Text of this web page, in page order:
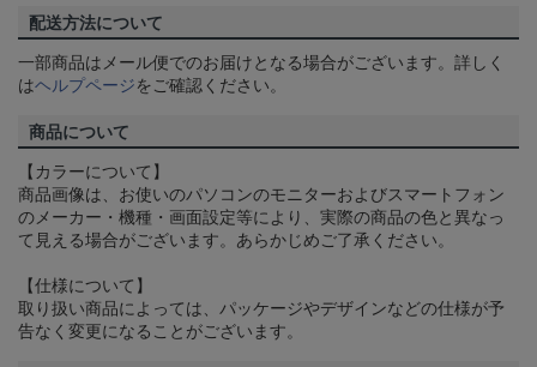
配送方法について
一部商品はメール便でのお届けとなる場合がございます。詳しく
はヘルプページをご確認ください。
商品について
【カラーについて】
商品画像は、お使いのパソコンのモニターおよびスマートフォン
のメーカー・機種・画面設定等により、実際の商品の色と異なっ
て見える場合がございます。あらかじめご了承ください。
【仕様について】
取り扱い商品によっては、パッケージやデザインなどの仕様が予
告なく変更になることがございます。